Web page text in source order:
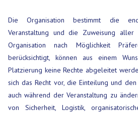
Die Organisation bestimmt die
Veranstaltung und die Zuweisung aller
Organisation nach Möglichkeit
berücksichtigt, können aus einem
Platzierung keine Rechte abgeleitet
sich das Recht vor, die Einteilung und
auch während der Veranstaltung zu
von Sicherheit, Logistik,